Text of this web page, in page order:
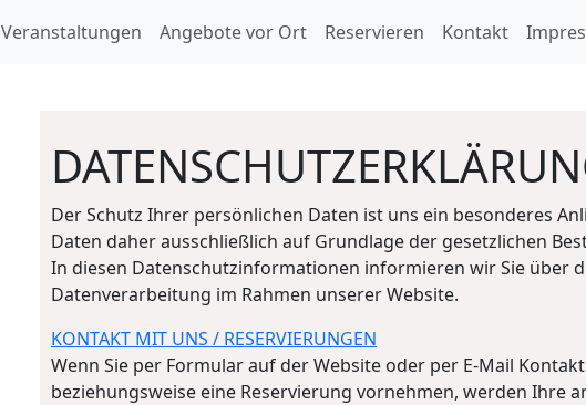
Veranstaltungen Angebote vor Ort Reservieren Kontakt
Der Schutz Ihrer persönlichen Daten ist uns ein besonderes
Daten daher ausschließlich auf Grundlage der gesetzlichen
In diesen Datenschutzinformationen informieren wir Sie über
Datenverarbeitung im Rahmen unserer Website.
KONTAKT MIT UNS / RESERVIERUNGEN
Wenn Sie per Formular auf der Website oder per E-Mail
beziehungsweise eine Reservierung vornehmen, werden Ihre